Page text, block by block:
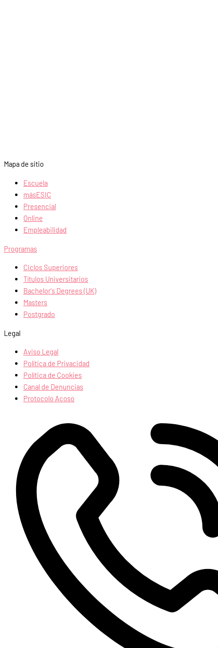
Mapa de sitio
Escuela
másESIC
Presencial
Online
Empleabilidad
Programas
Ciclos Superiores
Títulos Universitarios
Bachelor's Degrees (UK)
Masters
Postgrado
Legal
Aviso Legal
Política de Privacidad
Política de Cookies
Canal de Denuncias
Protocolo Acoso